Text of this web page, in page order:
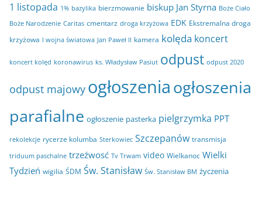
w
a
1 listopada 1% bazylika bierzmowanie biskup Jan Styrna Boże Ciało
Boże Narodzenie Caritas cmentarz droga krzyżowa EDK Ekstremalna droga
krzyżowa I wojna światowa Jan Paweł II kamera kolęda koncert
koncert kolęd koronawirus ks. Władysław Pasiut odpust odpust 2020
odpust majowy ogłoszeniaogłoszenia
parafialne ogłoszenie pasterka pielgrzymka PPT
rekolekcje rycerze kolumba Sterkowiec Szczepanów transmisja
triduum paschalne trzeźwosć Tv Trwam video Wielkanoc Wielki
Tydzień wigilia ŚDM Św. Stanisław Św. Stanisław BM życzenia